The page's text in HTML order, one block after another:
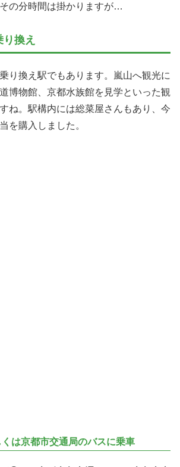
の分時間は掛かりますが…
換え
り換え駅でもあります。嵐山へ観光に
博物館、京都水族館を見学といった観
ね。駅構内には総菜屋さんもあり、今
を購入しました。
は京都市交通局のバスに乗車